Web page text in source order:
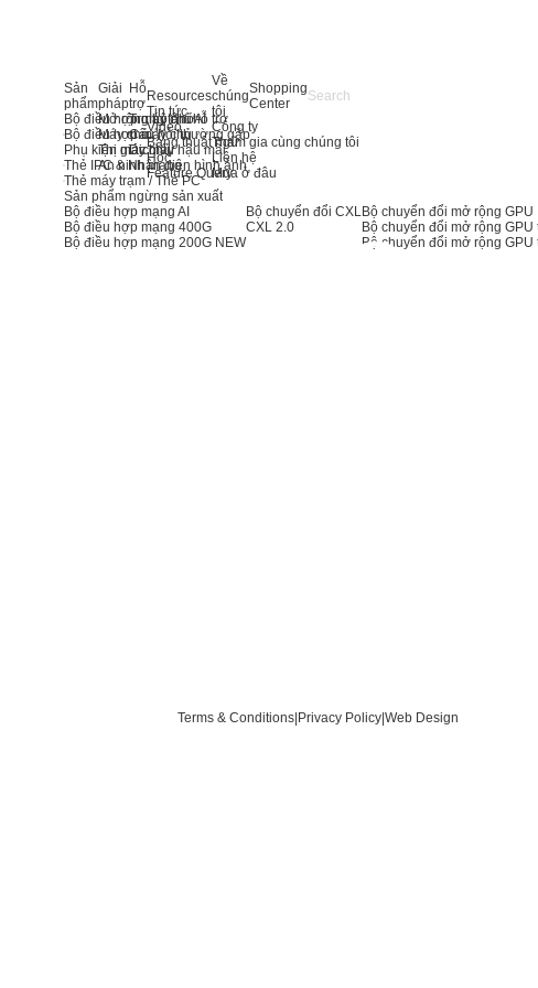
Sản
phẩm
Bộ điều hợp máy chủ AI
Bộ điều hợp máy chủ
Phụ kiện máy chủ
Thẻ IPC & Nhận diện hình ảnh
Thẻ máy trạm / Thẻ PC
Sản phẩm ngừng sản xuất
Bộ điều hợp mạng AI
Bộ điều hợp mạng 400G
Bộ điều hợp mạng 200G NEW
Bộ chuyển đổi CXL
CXL 2.0
Bộ chuyển đổi mở rộng GPU
Bộ chuyển đổi mở rộng
Bộ chuyển đổi mở rộng GPU
Giải
pháp
Mở rộng bộ nhớ
Máy chủ
Thị giác máy
An ninh mạng
Hỗ
trợ
Trung tâm hỗ trợ
Câu hỏi thường gặp
Dịch vụ hậu mãi
Resources
Tin tức
Video
Bảng thuật ngữ
Học
Feature Query
Về
chúng
tôi
Công ty
Tham gia cùng chúng tôi
Liên hệ
Mua ở đâu
Shopping
Center
Terms & Conditions Privacy Policy Web Design